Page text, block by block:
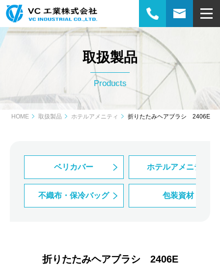
取扱製品
Products
HOME 取扱製品 ホテルアメニティ 折りたたみヘアブラシ 2406E
ベリカバー ホテルアメニティ
不織布・保冷バッグ 包装資材
折りたたみヘアブラシ 2406E